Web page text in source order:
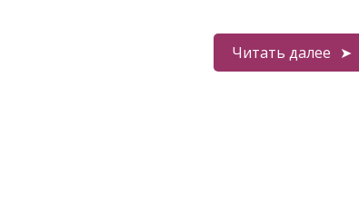
Читать далее